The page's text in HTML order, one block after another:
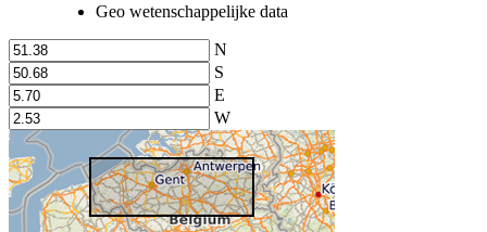
Geo wetenschappelijke data
N
S
E
W